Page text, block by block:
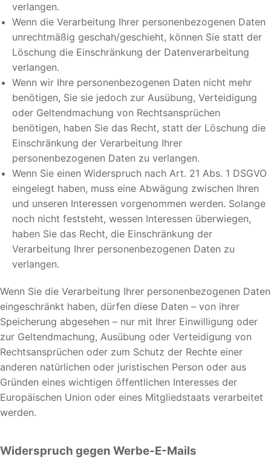
verlangen.
Wenn die Verarbeitung Ihrer personenbezogenen Daten
unrechtmäßig geschah/geschieht, können Sie statt der
Löschung die Einschränkung der Datenverarbeitung
verlangen.
Wenn wir Ihre personenbezogenen Daten nicht mehr
benötigen, Sie sie jedoch zur Ausübung, Verteidigung
oder Geltendmachung von Rechtsansprüchen
benötigen, haben Sie das Recht, statt der Löschung die
Einschränkung der Verarbeitung Ihrer
personenbezogenen Daten zu verlangen.
Wenn Sie einen Widerspruch nach Art. 21 Abs. 1 DSGVO
eingelegt haben, muss eine Abwägung zwischen Ihren
und unseren Interessen vorgenommen werden. Solange
noch nicht feststeht, wessen Interessen überwiegen,
haben Sie das Recht, die Einschränkung der
Verarbeitung Ihrer personenbezogenen Daten zu
verlangen.
Wenn Sie die Verarbeitung Ihrer personenbezogenen Daten
eingeschränkt haben, dürfen diese Daten – von ihrer
Speicherung abgesehen – nur mit Ihrer Einwilligung oder
zur Geltendmachung, Ausübung oder Verteidigung von
Rechtsansprüchen oder zum Schutz der Rechte einer
anderen natürlichen oder juristischen Person oder aus
Gründen eines wichtigen öffentlichen Interesses der
Europäischen Union oder eines Mitgliedstaats verarbeitet
werden.
Widerspruch gegen Werbe-E-Mails